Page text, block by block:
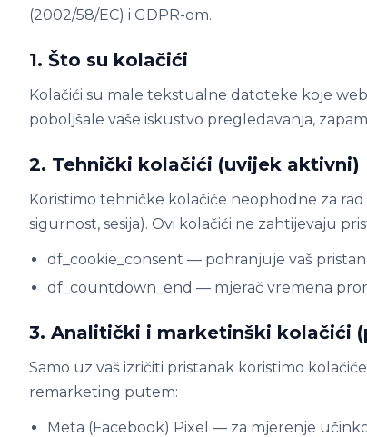
(2002/58/EC) i GDPR-om.
1. Što su kolačići
Kolačići su male tekstualne datoteke koje
poboljšale vaše iskustvo pregledavanja,
2. Tehnički kolačići (uvijek aktivni)
Koristimo tehničke kolačiće neophodne za
sigurnost, sesija). Ovi kolačići ne zahtijevaju
df_cookie_consent — pohranjuje vaš
df_countdown_end — mjerač vremena
3. Analitički i marketinški kolačići
Samo uz vaš izričiti pristanak koristimo
remarketing putem:
Meta (Facebook) Pixel — za mjerenje